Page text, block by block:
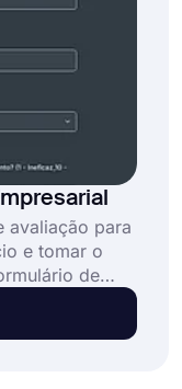
avaliação para
e tomar o
de
você